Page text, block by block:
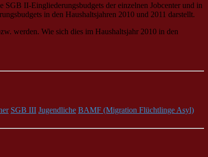
SGB II-Eingliederungsbudgets der einzelnen Jobcenter und in
in den Haushaltsjahren 2010 und 2011 darstellt.
werden. Wie sich dies im Haushaltsjahr 2010 in den
SGB III Jugendliche BAMF (Migration Flüchtlinge Asyl)